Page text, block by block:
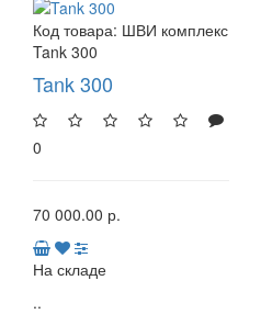
Код товара: ШВИ комплекс
Tank 300
Tank 300
0
70 000.00 р.
На складе
..